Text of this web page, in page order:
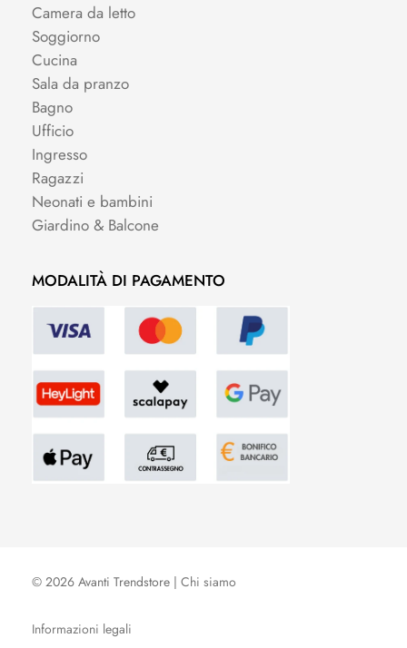
Camera da letto
Soggiorno
Cucina
Sala da pranzo
Bagno
Ufficio
Ingresso
Ragazzi
Neonati e bambini
Giardino & Balcone
MODALITÀ DI PAGAMENTO
© 2026 Avanti Trendstore | Chi siamo
Informazioni legali